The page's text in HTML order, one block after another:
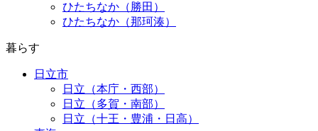
ひたちなか（勝田）
ひたちなか（那珂湊）
暮らす
日立市
日立（本庁・西部）
日立（多賀・南部）
日立（十王・豊浦・日高）